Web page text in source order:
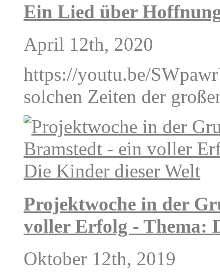
Ein Lied über
April 12th, 2020
https://youtu.be/
solchen Zeiten der
Projektwoche in der
voller Erfolg - Thema:
Oktober 12th, 2019